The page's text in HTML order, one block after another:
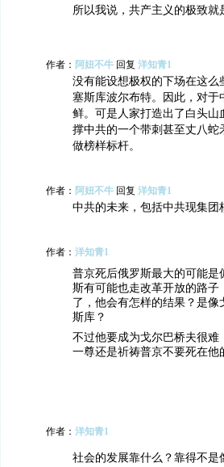
所以我说，共产主义的极致就
作者： 阿妞不牛 回复 洋知青1
没有能设想极权的下场在这
塞斯库波尔布特。因此，对
鲜。可是人家打造出了白头
撑中共的一个带刺甚至丈八
做榜样标杆。
作者： 阿妞不牛 回复 洋知青1
中共的未来，包括中共现集
作者： 洋知青1
普京死后俄罗斯最大的可能
斯有可能也走改革开放的路
了，他会有怎样的结果？是
斯库？
不过他要成为戈尔巴桥夫很
一尊还是祈祷普京不要死在他
作者： 洋知青1
社会的发展靠什么？靠得不